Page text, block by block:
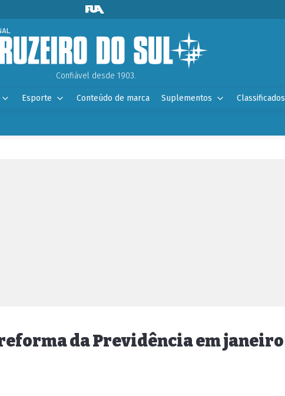
Confiável desde 1903.
Esporte Conteúdo de marca Suplementos Classificados
da Previdência em janeiro